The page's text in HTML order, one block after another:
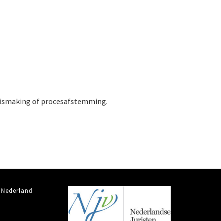
of procesafstemming.